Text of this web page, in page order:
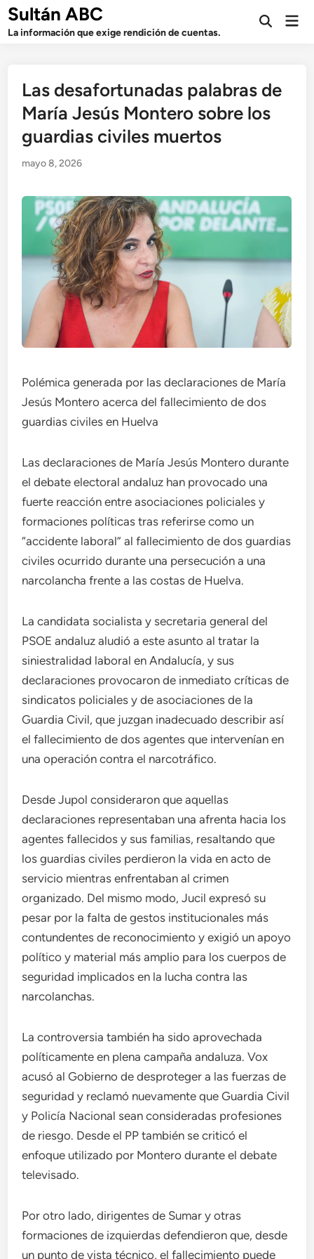
Saltar
contenido
Sultán ABC
La información que exige rendición de cuentas.
Abrir
Las desafortunadas palabras de
María Jesús Montero sobre los
guardias civiles muertos
mayo 8, 2026
Polémica generada por las declaraciones de María
Jesús Montero acerca del fallecimiento de dos
guardias civiles en Huelva
Las declaraciones de María Jesús Montero durante
el debate electoral andaluz han provocado una
fuerte reacción entre asociaciones policiales y
formaciones políticas tras referirse como un
“accidente laboral” al fallecimiento de dos guardias
civiles ocurrido durante una persecución a una
narcolancha frente a las costas de Huelva.
La candidata socialista y secretaria general del
PSOE andaluz aludió a este asunto al tratar la
siniestralidad laboral en Andalucía, y sus
declaraciones provocaron de inmediato críticas de
sindicatos policiales y de asociaciones de la
Guardia Civil, que juzgan inadecuado describir así
el fallecimiento de dos agentes que intervenían en
una operación contra el narcotráfico.
Desde Jupol consideraron que aquellas
declaraciones representaban una afrenta hacia los
agentes fallecidos y sus familias, resaltando que
los guardias civiles perdieron la vida en acto de
servicio mientras enfrentaban al crimen
organizado. Del mismo modo, Jucil expresó su
pesar por la falta de gestos institucionales más
contundentes de reconocimiento y exigió un apoyo
político y material más amplio para los cuerpos de
seguridad implicados en la lucha contra las
narcolanchas.
La controversia también ha sido aprovechada
políticamente en plena campaña andaluza. Vox
acusó al Gobierno de desproteger a las fuerzas de
seguridad y reclamó nuevamente que Guardia Civil
y Policía Nacional sean consideradas profesiones
de riesgo. Desde el PP también se criticó el
enfoque utilizado por Montero durante el debate
televisado.
Por otro lado, dirigentes de Sumar y otras
formaciones de izquierdas defendieron que, desde
un punto de vista técnico, el fallecimiento puede